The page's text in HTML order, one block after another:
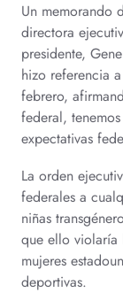
Un memorando
directora
presidente,
hizo referencia
febrero,
federal,
expectativas
La orden
federales a
niñas
que ello violaría
mujeres
deportivas.